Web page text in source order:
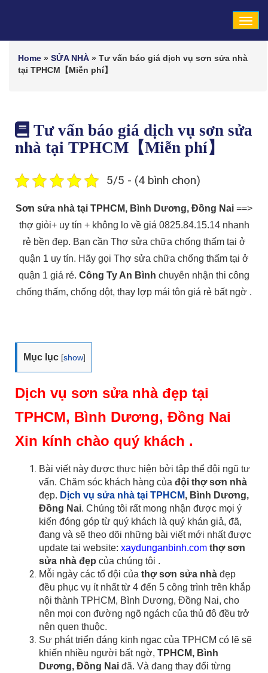
Home » SỬA NHÀ » Tư vấn báo giá dịch vụ sơn sửa nhà
tại TPHCM【Miễn phí】
Tư vấn báo giá dịch vụ sơn sửa
nhà tại TPHCM【Miễn phí】
5/5 - (4 bình chọn)
Sơn sửa nhà tại TPHCM, Bình Dương, Đồng Nai ==>
thợ giỏi+ uy tín + không lo về giá 0825.84.15.14 nhanh
rẻ bền đẹp. Bạn cần Thợ sửa chữa chống thấm tại ở
quận 1 uy tín. Hãy gọi Thợ sửa chữa chống thấm tại ở
quận 1 giá rẻ. Công Ty An Bình chuyên nhận thi công
chống thấm, chống dột, thay lợp mái tôn giá rẻ bất ngờ .
Mục lục [show]
Dịch vụ sơn sửa nhà đẹp tại
TPHCM, Bình Dương, Đồng Nai
Xin kính chào quý khách .
Bài viết này được thực hiện bởi tập thể đội ngũ tư
vấn. Chăm sóc khách hàng của đội thợ sơn nhà
đẹp. Dịch vụ sửa nhà tại TPHCM, Bình Dương,
Đồng Nai. Chúng tôi rất mong nhận được mọi ý
kiến đóng góp từ quý khách là quý khán giả, đã,
đang và sẽ theo dõi những bài viết mới nhất được
update tại website: xaydunganbinh.com thợ sơn
sửa nhà đẹp của chúng tôi .
Mỗi ngày các tổ đội của thợ sơn sửa nhà đẹp
đều phục vụ ít nhất từ 4 đến 5 công trình trên khắp
nội thành TPHCM, Bình Dương, Đồng Nai, cho
nên mọi con đường ngõ ngách của thủ đô đều trở
nên quen thuộc.
Sự phát triển đáng kinh ngạc của TPHCM có lẽ sẽ
khiến nhiều người bất ngờ, TPHCM, Bình
Dương, Đồng Nai đã. Và đang thay đổi từng